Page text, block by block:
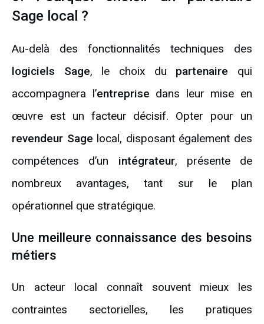
Sage local ?
Au-delà des fonctionnalités techniques des
logiciels Sage, le choix du partenaire qui
accompagnera l’entreprise dans leur mise en
œuvre est un facteur décisif. Opter pour un
revendeur Sage local, disposant également des
compétences d’un intégrateur, présente de
nombreux avantages, tant sur le plan
opérationnel que stratégique.
Une meilleure connaissance des besoins
métiers
Un acteur local connaît souvent mieux les
contraintes sectorielles, les pratiques